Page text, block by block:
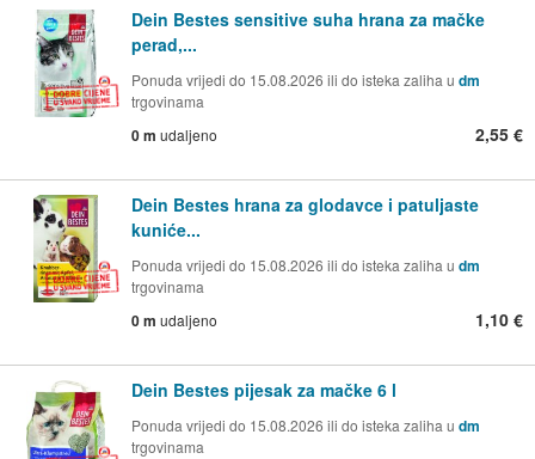
Dein Bestes sensitive suha hrana za mačke
perad,...
Ponuda vrijedi do 15.08.2026 ili do isteka zaliha u dm
trgovinama
0 m udaljeno 2,55 €
Dein Bestes hrana za glodavce i patuljaste
kuniće...
Ponuda vrijedi do 15.08.2026 ili do isteka zaliha u dm
trgovinama
0 m udaljeno 1,10 €
Dein Bestes pijesak za mačke 6 l
Ponuda vrijedi do 15.08.2026 ili do isteka zaliha u dm
trgovinama